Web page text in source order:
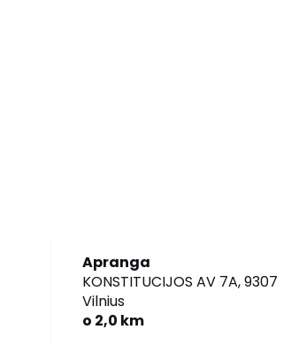
Apranga
KONSTITUCIJOS AV 7A,9307
Vilnius
o 2,0 km